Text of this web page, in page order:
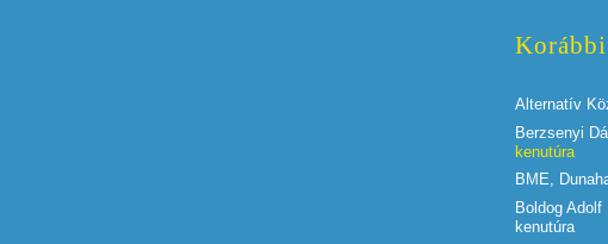
Alternatív
Berzsenyi
kenutúra
BME,
Boldog
kenutúra